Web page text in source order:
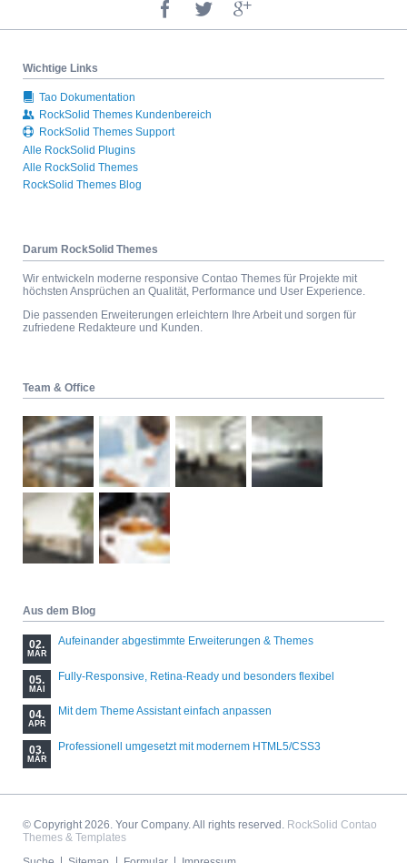
Wichtige Links
Tao Dokumentation
RockSolid Themes Kundenbereich
RockSolid Themes Support
Alle RockSolid Plugins
Alle RockSolid Themes
RockSolid Themes Blog
Darum RockSolid Themes
Wir entwickeln moderne responsive Contao Themes für Projekte mit
höchsten Ansprüchen an Qualität, Performance und User Experience.
Die passenden Erweiterungen erleichtern Ihre Arbeit und sorgen für
zufriedene Redakteure und Kunden.
Team & Office
Aus dem Blog
02.
MÄR
Aufeinander abgestimmte Erweiterungen & Themes
05.
MAI
Fully-Responsive, Retina-Ready und besonders flexibel
04.
APR
Mit dem Theme Assistant einfach anpassen
03.
MÄR
Professionell umgesetzt mit modernem HTML5/CSS3
© Copyright 2026. Your Company. All rights reserved. RockSolid Contao
Themes & Templates